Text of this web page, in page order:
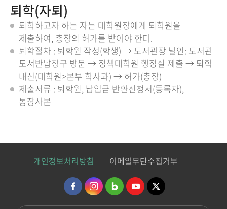
퇴학(자퇴)
퇴학하고자 하는 자는 대학원장에게 퇴학원을
제출하여, 총장의 허가를 받아야 한다.
퇴학절차 : 퇴학원 작성(학생) → 도서관장 날인: 도서관
도서반납창구 방문 → 정책대학원 행정실 제출 → 퇴학
내신(대학원>본부 학사과) → 허가(총장)
제출서류 : 퇴학원, 납입금 반환신청서(등록자),
통장사본
개인정보처리방침 이메일무단수집거부